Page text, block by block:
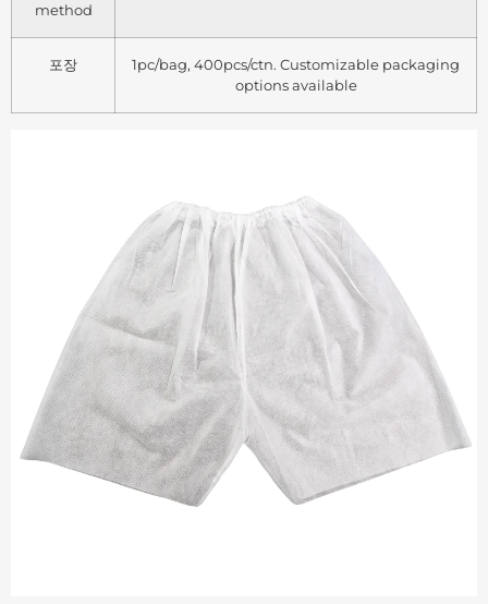
method
포장
1pc/bag, 400pcs/ctn. Customizable packaging
options available